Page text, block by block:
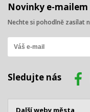
Novinky e-mailem
Nechte si pohodlně zasílat
Sledujte nás